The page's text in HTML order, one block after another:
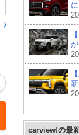
carview!の最